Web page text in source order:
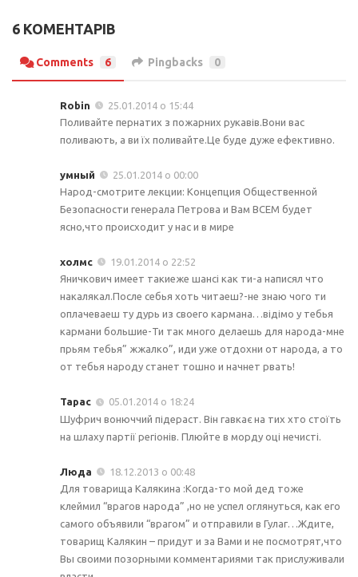
6 КОМЕНТАРІВ
Comments 6 Pingbacks 0
Robin
25.01.2014 о 15:44
Поливайте пернатих з пожарних рукавів.Вони вас
поливають, а ви їх поливайте.Це буде дуже ефективно.
умный
25.01.2014 о 00:00
Народ-смотрите лекции: Концепция Общественной
Безопасности генерала Петрова и Вам ВСЕМ будет
ясно,что происходит у наc и в мире
холмс
19.01.2014 о 22:52
Яничкович имеет такиеже шансі как ти-а написял что
накалякал.После себья хоть читаеш?-не знаю чого ти
оплачеваеш ту дурь из своего кармана…відімо у тебья
кармани большие-Ти так много делаешь для народа-мне
прьям тебья” жжалко”, иди уже отдохни от народа, а то
от тебья народу станет тошно и начнет рвать!
Тарас
05.01.2014 о 18:24
Шуфрич вонюччий підераст. Він гавкає на тих хто стоїть
на шлаху партії регіонів. Плюйте в морду оці нечисті.
Люда
18.12.2013 о 00:48
Для товарища Калякина :Когда-то мой дед тоже
клеймил “врагов народа” ,но не успел оглянуться, как его
самого объявили “врагом” и отправили в Гулаг…Ждите,
товарищ Калякин – придут и за Вами и не посмотрят,что
Вы своими позорными комментариями так прислуживали